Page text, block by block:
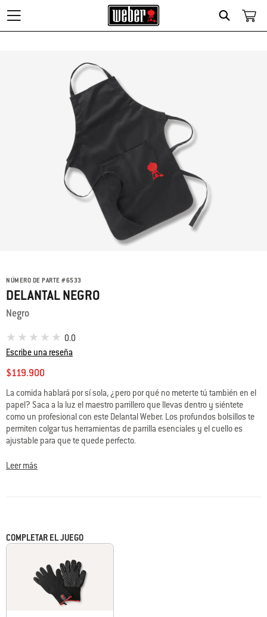
Search
NÚMERO DE PARTE #6533
DELANTAL NEGRO
Negro
0.0
Escribe una reseña
$119.900
La comida hablará por sí sola, ¿pero por qué no meterte tú también en el
papel? Saca a la luz el maestro parrillero que llevas dentro y siéntete
como un profesional con este Delantal Weber. Los profundos bolsillos te
permiten colgar tus herramientas de parrilla esenciales y el cuello es
ajustable para que te quede perfecto.
Leer más
COMPLETAR EL JUEGO